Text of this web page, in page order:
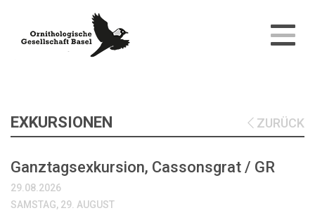
EXKURSIONEN ZURÜCK
Ganztagsexkursion, Cassonsgrat / GR
29.08.2026
SAMSTAG, 29. AUGUST